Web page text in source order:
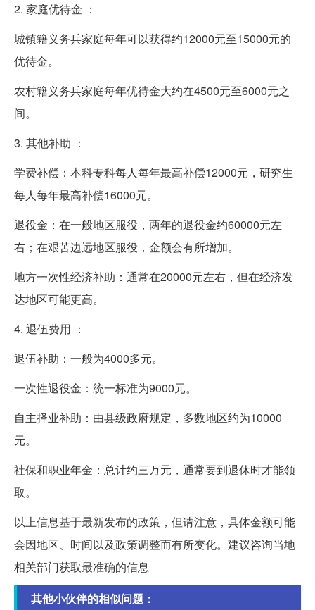
2. 家庭优待金 ：
城镇籍义务兵家庭每年可以获得约12000元至15000元的
优待金。
农村籍义务兵家庭每年优待金大约在4500元至6000元之
间。
3. 其他补助 ：
学费补偿：本科专科每人每年最高补偿12000元，研究生
每人每年最高补偿16000元。
退役金：在一般地区服役，两年的退役金约60000元左
右；在艰苦边远地区服役，金额会有所增加。
地方一次性经济补助：通常在20000元左右，但在经济发
达地区可能更高。
4. 退伍费用 ：
退伍补助：一般为4000多元。
一次性退役金：统一标准为9000元。
自主择业补助：由县级政府规定，多数地区约为10000
元。
社保和职业年金：总计约三万元，通常要到退休时才能领
取。
以上信息基于最新发布的政策，但请注意，具体金额可能
会因地区、时间以及政策调整而有所变化。建议咨询当地
相关部门获取最准确的信息
其他小伙伴的相似问题：